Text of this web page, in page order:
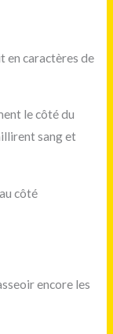
en caractères de
le côté du
sang et
côté
encore les